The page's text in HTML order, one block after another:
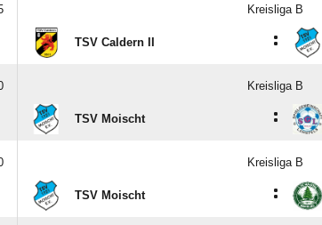
Kreisliga B
TSV Caldern II :
Kreisliga B
TSV Moischt :
Kreisliga B
TSV Moischt :